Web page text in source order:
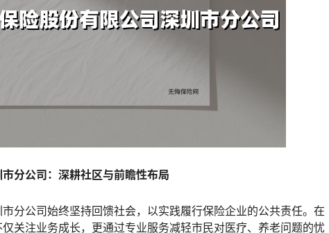
分公司：深耕社区与前瞻性布局
分公司始终坚持回馈社会，以实践履行保险企业的公共责任。在
关注业务成长，更通过专业服务减轻市民对医疗、养老问题的忧